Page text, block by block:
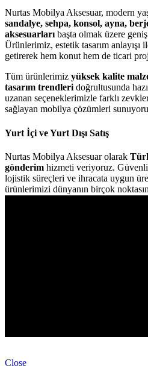
Nurtas Mobilya Aksesuar, modern
sandalye, sehpa, konsol, ayna,
aksesuarları başta olmak üzere
Ürünlerimiz, estetik tasarım
getirerek hem konut hem de ticari
Tüm ürünlerimiz yüksek kalite
tasarım trendleri doğrultusunda
uzanan seçeneklerimizle farklı
sağlayan mobilya çözümleri
Yurt İçi ve Yurt Dışı Satış
Nurtas Mobilya Aksesuar olarak
gönderim hizmeti veriyoruz.
lojistik süreçleri ve ihracata uygun
ürünlerimizi dünyanın birçok
Close